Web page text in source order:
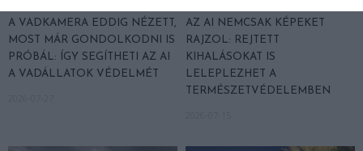
A VADKAMERA EDDIG NÉZETT,
MOST MÁR GONDOLKODNI IS
PRÓBÁL: ÍGY SEGÍTHETI AZ AI
A VADÁLLATOK VÉDELMÉT
AZ AI NEMCSAK KÉPEKET
RAJZOL: REJTETT
KIHALÁSOKAT IS
LELEPLEZHET A
TERMÉSZETVÉDELEMBEN